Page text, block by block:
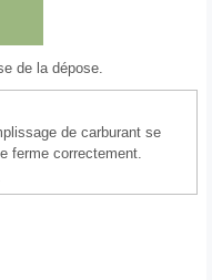
de la dépose.
de carburant se
ferme correctement.